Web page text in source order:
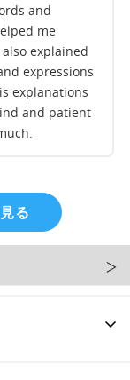
and
me
explained
expressions
explanations
and patient
る